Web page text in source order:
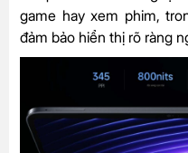
game hay xem phim,
đảm bảo hiển thị rõ ràng